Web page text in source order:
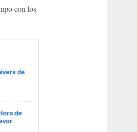
con los
de
de